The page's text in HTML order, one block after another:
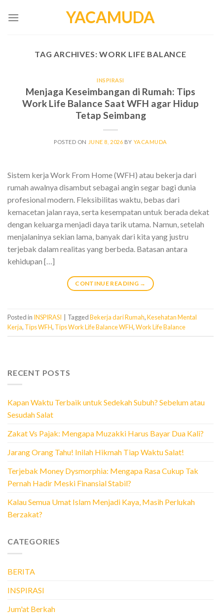
YACAMUDA
TAG ARCHIVES:WORK LIFE BALANCE
INSPIRASI
Menjaga Keseimbangan di Rumah: Tips
Work Life Balance Saat WFH agar Hidup
Tetap Seimbang
POSTED ON JUNE 8, 2026 BY YACAMUDA
Sistem kerja Work From Home (WFH) atau bekerja dari
rumah awalnya disambut sebagai angin segar bagi dunia
profesional modern. Fleksibilitas waktu, bebas dari
kemacetan jalan raya, serta kesempatan untuk berada dekat
dengan keluarga menjadi daya tarik utama. Namun, setelah
menjalaninya sekian lama, banyak dari kita yang justru
terjebak dalam realitas yang berbeda. Batasan antara
kehidupan […]
CONTINUE READING →
Posted in INSPIRASI TaggedBekerja dari Rumah,Kesehatan Mental
Kerja, Tips WFH, Tips Work Life Balance WFH,Work Life Balance
RECENT POSTS
Kapan Waktu Terbaik untuk Sedekah Subuh? Sebelum atau
Sesudah Salat
Zakat Vs Pajak: Mengapa Muzakki Harus Bayar Dua Kali?
Jarang Orang Tahu! Inilah Hikmah Tiap Waktu Salat!
Terjebak Money Dysmorphia: Mengapa Rasa Cukup Tak
Pernah Hadir Meski Finansial Stabil?
Kalau Semua Umat Islam Menjadi Kaya, Masih Perlukah
Berzakat?
CATEGORIES
BERITA
INSPIRASI
Jum'at Berkah